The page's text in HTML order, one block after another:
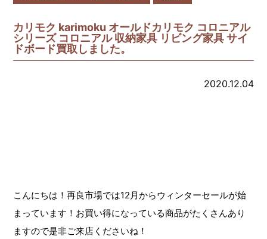
カリモク karimoku オールドカリモク コロニアル
シリーズ コロニアル 収納家具 リビング家具 サイ
ドボード買取しました。
2020.12.04
こんにちは！再良市場では12月からウィンターセールが始
まっています！お買い得になっている商品がたくさんあり
ますので是非ご来店くださいね！